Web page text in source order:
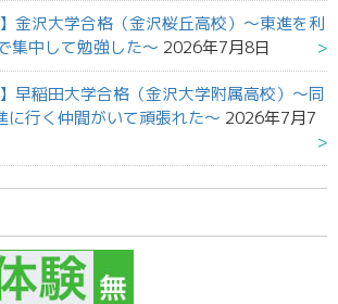
金沢大学合格（金沢桜丘高校）～東進を利
集中して勉強した～ 2026年7月8日
早稲田大学合格（金沢大学附属高校）～同
に行く仲間がいて頑張れた～ 2026年7月7